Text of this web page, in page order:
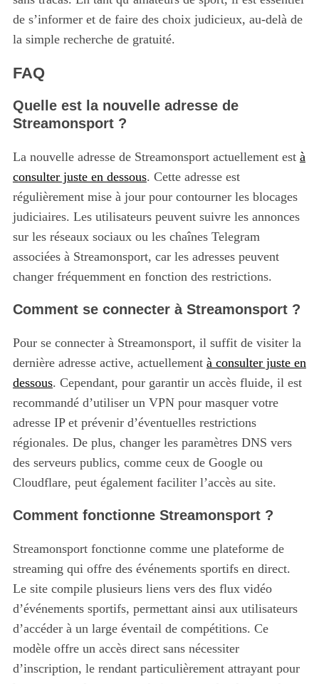
de s’informer et de faire des choix judicieux, au-delà de
la simple recherche de gratuité.
FAQ
Quelle est la nouvelle adresse de
Streamonsport ?
La nouvelle adresse de Streamonsport actuellement est à
consulter juste en dessous. Cette adresse est
régulièrement mise à jour pour contourner les blocages
judiciaires. Les utilisateurs peuvent suivre les annonces
sur les réseaux sociaux ou les chaînes Telegram
associées à Streamonsport, car les adresses peuvent
changer fréquemment en fonction des restrictions.
Comment se connecter à Streamonsport ?
Pour se connecter à Streamonsport, il suffit de visiter la
dernière adresse active, actuellement à consulter juste en
dessous. Cependant, pour garantir un accès fluide, il est
recommandé d’utiliser un VPN pour masquer votre
adresse IP et prévenir d’éventuelles restrictions
régionales. De plus, changer les paramètres DNS vers
des serveurs publics, comme ceux de Google ou
Cloudflare, peut également faciliter l’accès au site.
Comment fonctionne Streamonsport ?
Streamonsport fonctionne comme une plateforme de
streaming qui offre des événements sportifs en direct.
Le site compile plusieurs liens vers des flux vidéo
d’événements sportifs, permettant ainsi aux utilisateurs
d’accéder à un large éventail de compétitions. Ce
modèle offre un accès direct sans nécessiter
d’inscription, le rendant particulièrement attrayant pour